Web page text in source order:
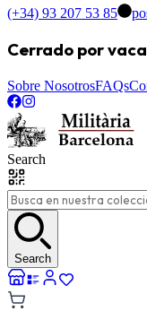
(+34) 93 207 53 85
Cerrado por
Sobre NosotrosFAQs
Search
Search